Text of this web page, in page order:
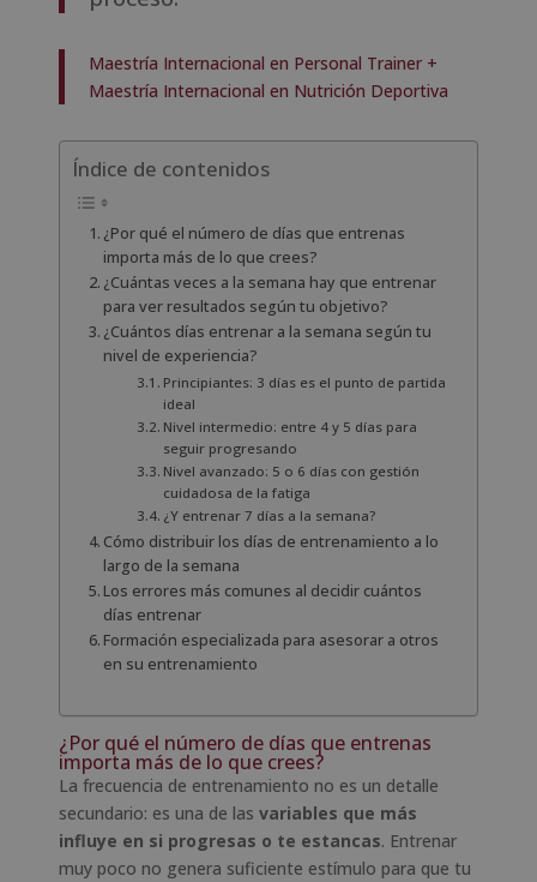
Maestría Internacional en Personal Trainer +
Maestría Internacional en Nutrición Deportiva
Índice de contenidos
¿Por qué el número de días que entrenas
importa más de lo que crees?
¿Cuántas veces a la semana hay que entrenar
para ver resultados según tu objetivo?
¿Cuántos días entrenar a la semana según tu
nivel de experiencia?
Principiantes: 3 días es el punto de partida
ideal
Nivel intermedio: entre 4 y 5 días para
seguir progresando
Nivel avanzado: 5 o 6 días con gestión
cuidadosa de la fatiga
¿Y entrenar 7 días a la semana?
Cómo distribuir los días de entrenamiento a lo
largo de la semana
Los errores más comunes al decidir cuántos
días entrenar
Formación especializada para asesorar a otros
en su entrenamiento
¿Por qué el número de días que entrenas
importa más de lo que crees?
La frecuencia de entrenamiento no es un detalle
secundario: es una de las variables que más
influye en si progresas o te estancas. Entrenar
muy poco no genera suficiente estímulo para que tu